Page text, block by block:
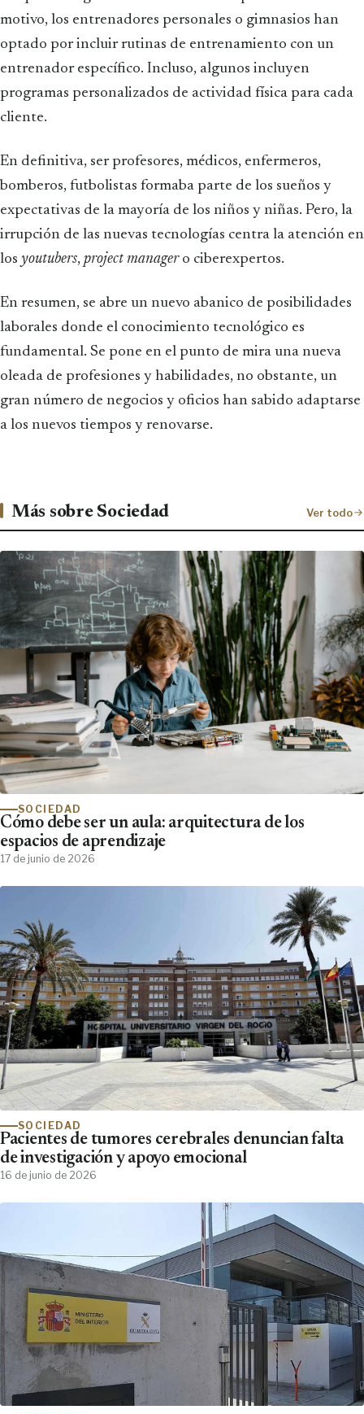
motivo, los entrenadores personales o gimnasios han
optado por incluir rutinas de entrenamiento con un
entrenador específico. Incluso, algunos incluyen
programas personalizados de actividad física para cada
cliente.
En definitiva, ser profesores, médicos, enfermeros,
bomberos, futbolistas formaba parte de los sueños y
expectativas de la mayoría de los niños y niñas. Pero, la
irrupción de las nuevas tecnologías centra la atención en
los youtubers, project managero ciberexpertos.
En resumen, se abre un nuevo abanico de posibilidades
laborales donde el conocimiento tecnológico es
fundamental. Se pone en el punto de mira una nueva
oleada de profesiones y habilidades, no obstante, un
gran número de negocios y oficios han sabido adaptarse
a los nuevos tiempos y renovarse.
Más sobre Sociedad Ver todo
SOCIEDAD
Cómo debe ser un aula: arquitectura de los
espacios de aprendizaje
17 de junio de 2026
SOCIEDAD
Pacientes de tumores cerebrales denuncian falta
de investigación y apoyo emocional
16 de junio de 2026